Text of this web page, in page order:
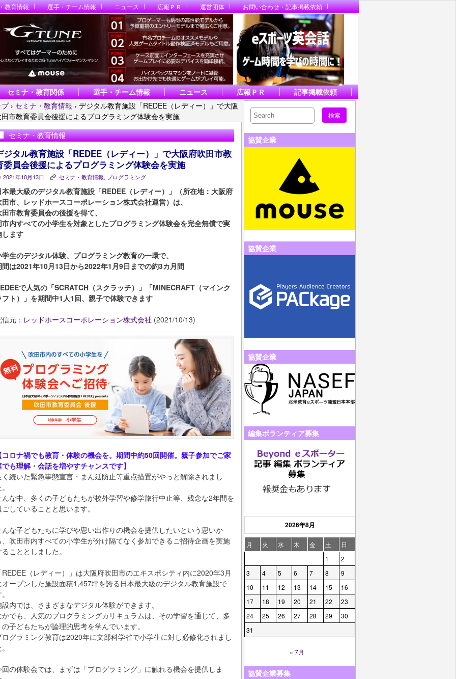
教育情報 選手・チーム情報 ニュース 広報ＰＲ 運営団体 お問い合わせ・記事掲載依頼
セミナ・教育関係 選手・チーム情報 ニュース 広報ＰＲ
記事掲載依頼
› セミナ・教育情報 › デジタル教育施設「REDEE（レディー）」で大阪
市教育委員会後援によるプログラミング体験会を実施
セミナ・教育情報
ジタル教育施設「REDEE（レディー）」で大阪府吹田市教
委員会後援によるプログラミング体験会を実施
2021年10月13日 K セミナ・教育情報, プログラミング
本最大級のデジタル教育施設「REDEE（レディー）」（所在地：大阪府
田市、レッドホースコーポレーション株式会社運営）は、
田市教育委員会の後援を得て、
市内すべての小学生を対象としたプログラミング体験会を完全無償で実
します
学生のデジタル体験、プログラミング教育の一環で、
間は2021年10月13日から2022年1月9日までの約3カ月間
で人気の「SCRATCH（スクラッチ）」「MINECRAFT（マインク
フト）」を期間中1人1回、親子で体験できます
元： レッドホースコーポレーション株式会社 (2021/10/13)
コロナ禍でも教育・体験の機会を。期間中約50回開催。親子参加でご家
でも理解・会話を増やすチャンスです】
く続いた緊急事態宣言・まん延防止等重点措置がやっと解除されまし
んな中、多くの子どもたちが校外学習や修学旅行中止等、残念な2年間を
していることと思います。
んな子どもたちに学びや思い出作りの機会を提供したいという思いか
、吹田市内すべての小学生が分け隔てなく参加できるご招待企画を実施
こととしました。
REDEE（レディー）」は大阪府吹田市のエキスポシティ内に2020年3月
オープンした施設面積1,457坪を誇る日本最大級のデジタル教育施設で
設内では、さまざまなデジタル体験ができます。
かでも、人気のプログラミングカリキュラムは、その学習を通じて、多
の子どもたちが論理的思考を学んでいます。
ログラミング教育は2020年に文部科学省で小学生に対し必修化されまし
回の体験会では、まずは「プログラミング」に触れる機会を提供しま
協賛企業
協賛企業
協賛企業
編集ボランティア募集
2026年8月
月 火 水 木 金 土
日
1
2
3
4 5 6 7 8
9
10
11 12 13 14 15
16
17
18 19 20 21 22
23
24
25 26 27 28 29
30
31
« 7月
協賛企業募集